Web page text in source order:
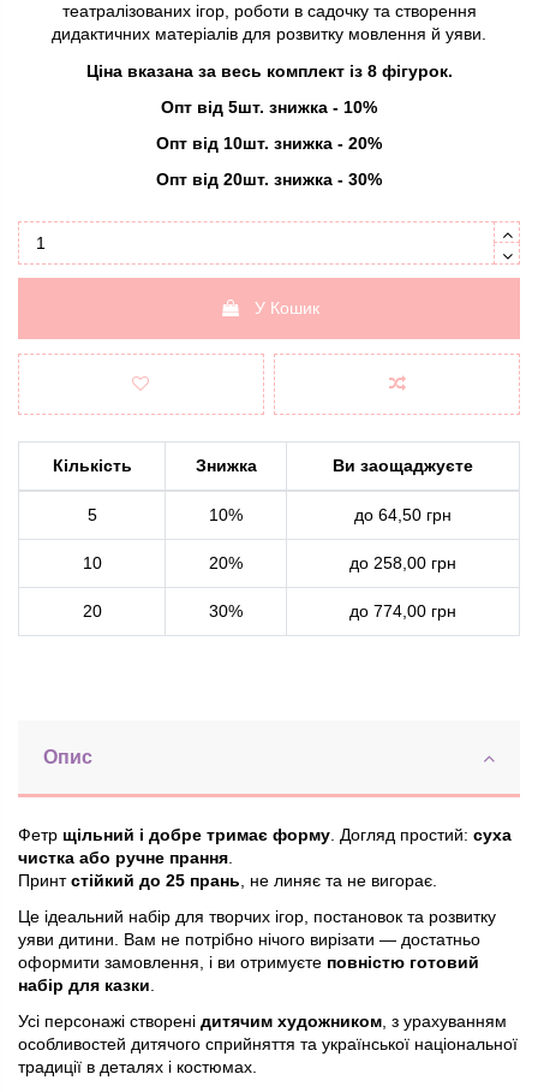
театралізованих ігор, роботи в садочку та створення
дидактичних матеріалів для розвитку мовлення й уяви.
Ціна вказана за весь комплект із 8 фігурок.
Опт від 5шт. знижка - 10%
Опт від 10шт. знижка - 20%
Опт від 20шт. знижка - 30%
У Кошик
Кількість Знижка Ви заощаджуєте
5 10% до 64,50 грн
10 20% до 258,00 грн
20 30% до 774,00 грн
Опис
Фетр щільний і добре тримає форму . Догляд простий: суха
чистка або ручне прання
Принтстійкий до 25 прань , не линяє та не вигорає.
Це ідеальний набір для творчих ігор, постановок та розвитку
уяви дитини. Вам не потрібно нічого вирізати — достатньо
оформити замовлення, і ви отримуєте повністю готовий
набір для казки.
Усі персонажі створені дитячим художником, з урахуванням
особливостей дитячого сприйняття та української національної
традиції в деталях і костюмах.